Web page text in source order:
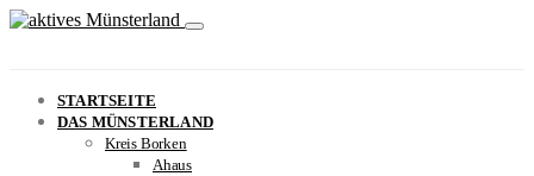
STARTSEITE
DAS MÜNSTERLAND
Kreis Borken
Ahaus